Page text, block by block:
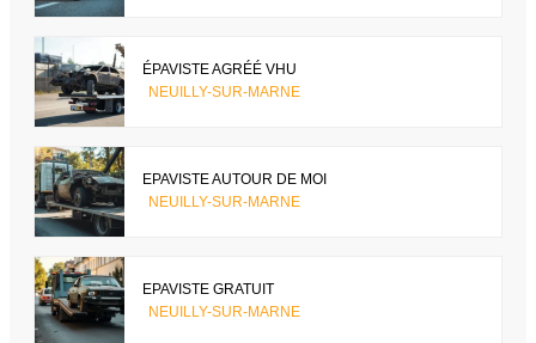
ÉPAVISTE AGRÉÉ VHU
NEUILLY-SUR-MARNE
EPAVISTE AUTOUR DE MOI
NEUILLY-SUR-MARNE
EPAVISTE GRATUIT
NEUILLY-SUR-MARNE